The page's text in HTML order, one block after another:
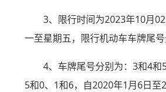
3、限行时间为2023年10月
一至星期五，限行机动车车牌尾
4、车牌尾号分别为：3和4
5和0、1和6，自2020年1月6日至